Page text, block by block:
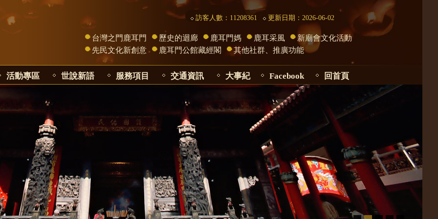
訪客人數：11208361 更新日期：2026-06-02
台灣之門鹿耳門 歷史的迴廊 鹿耳門媽 鹿耳采風
新廟會文化活動
先民文化新創意
鹿耳門公館藏經閣 其他社群、推廣功能
活動專區 世說新語 服務項目 交通資訊 大事紀 Facebook 回首頁